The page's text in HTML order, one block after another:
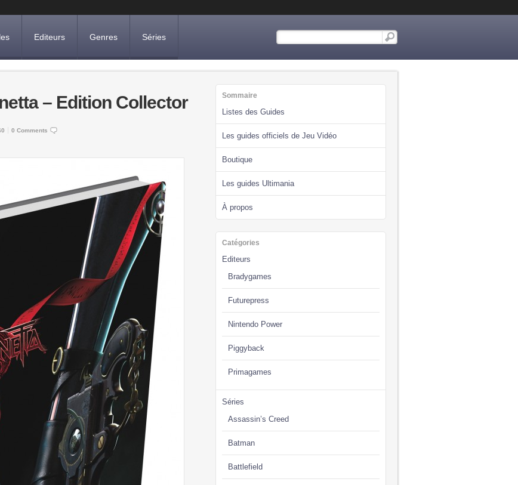
Editeurs Genres Séries
– Edition Collector
0 Comments
Sommaire
Listes des Guides
Les guides officiels de Jeu Vidéo
Boutique
Les guides Ultimania
À propos
Catégories
Editeurs
Bradygames
Futurepress
Nintendo Power
Piggyback
Primagames
Séries
Assassin’s Creed
Batman
Battlefield